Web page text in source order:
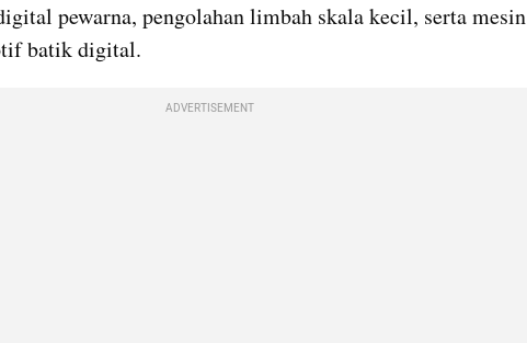
pewarna, pengolahan limbah skala kecil, serta mesin
batik digital.
ADVERTISEMENT